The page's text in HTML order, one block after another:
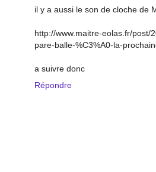
il y a aussi le son de cloche de
http://www.maitre-eolas.fr/post/
pare-balle-%C3%A0-la-
a suivre donc
Répondre